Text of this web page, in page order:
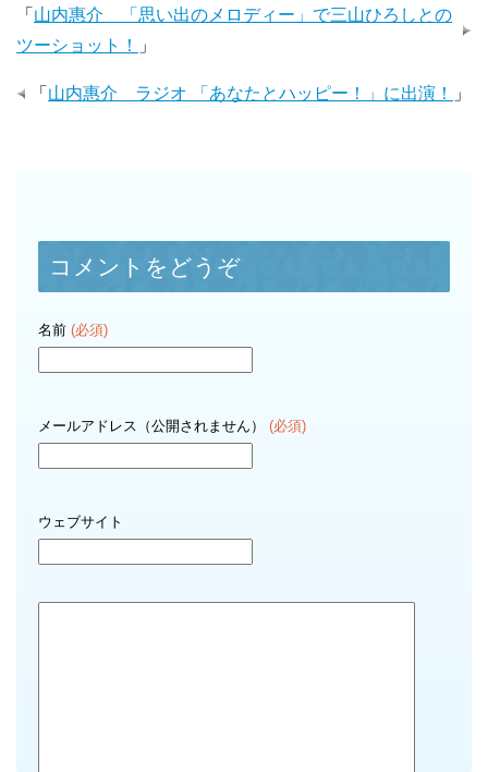
「 山内惠介 「思い出のメロディー」で三山ひろしとの
ツーショット！
」
「 山内惠介 ラジオ 「あなたとハッピー！」に出演！ 」
コメントをどうぞ
名前 (必須)
メールアドレス（公開されません） (必須)
ウェブサイト